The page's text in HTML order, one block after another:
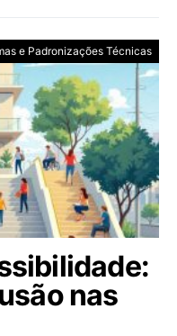
e Padronizações Técnicas
nas